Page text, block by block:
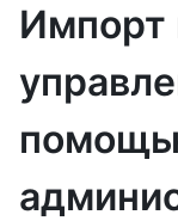
Импорт